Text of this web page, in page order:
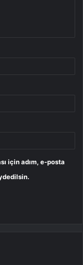
için adım, e-posta